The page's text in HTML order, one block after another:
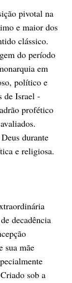
pivotal na
e maior dos
clássico.
do período
em
político e
de Israel -
profético
durante
e religiosa.
decadência
sua mãe
sob a